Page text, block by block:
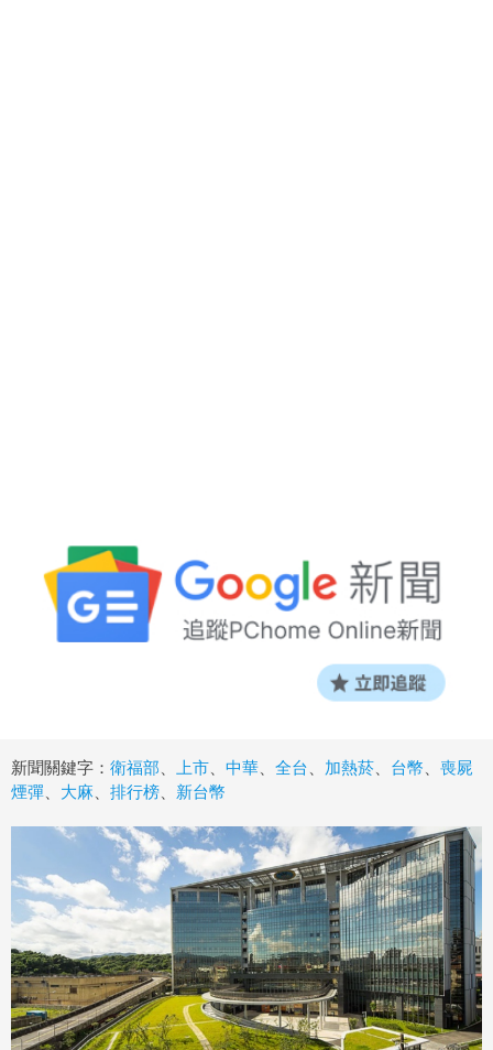
新聞關鍵字： 衛福部 上市 中華 全台 加熱菸 台幣
喪屍
煙彈
大麻 排行榜 新台幣